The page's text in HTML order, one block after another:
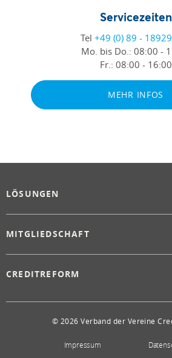
Servicezeiten
Tel +49 (0) 89 -
Mo. bis Do.: 08:00 -
Fr.: 08:00 - 16:00
MEHR INFOS
LÖSUNGEN
MITGLIEDSCHAFT
CREDITREFORM
© 2026 Verband der Vereine
Impressum